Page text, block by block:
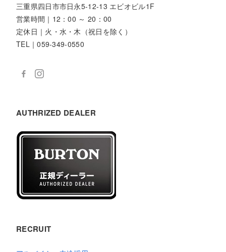
三重県四日市市日永5-12-13 エビオビル1F
営業時間｜12：00 ～ 20：00
定休日｜火・水・木（祝日を除く）
TEL｜059-349-0550
AUTHRIZED DEALER
RECRUIT